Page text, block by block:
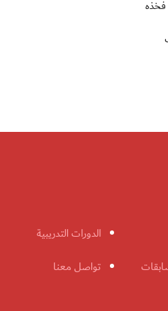
4-صفر امس الاحد، في فخذه
خلف
الدورات التدريبية
تواصل معنا